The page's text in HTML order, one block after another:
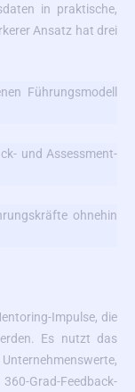
in praktische,
Ansatz hat drei
Führungsmodell
und Assessment-
ohnehin
Impulse, die
Es nutzt das
Grad-Feedback-